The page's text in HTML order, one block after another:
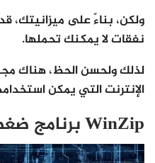
ولكن، بناءً على ميزانيتك،
نفقات لا يمكنك تحملها.
لذلك ولحسن الحظ، هناك
الإنترنت التي يمكن
WinZip برنامج ضغط الصور